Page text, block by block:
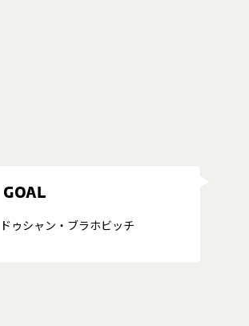
GOAL
ドゥシャン・ブラホビッチ